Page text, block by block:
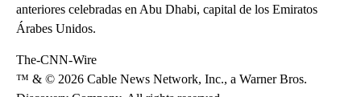
anteriores celebradas en Abu Dhabi, capital de los Emiratos
Árabes Unidos.
The-CNN-Wire
™ & © 2026 Cable News Network, Inc., a Warner Bros.